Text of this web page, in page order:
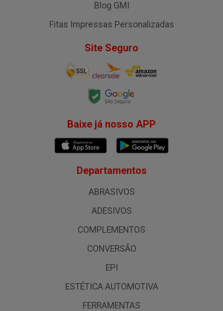
Blog GMI
Fitas Impressas Personalizadas
Site Seguro
Baixe já nosso APP
Departamentos
ABRASIVOS
ADESIVOS
COMPLEMENTOS
CONVERSÃO
EPI
ESTÉTICA AUTOMOTIVA
FERRAMENTAS